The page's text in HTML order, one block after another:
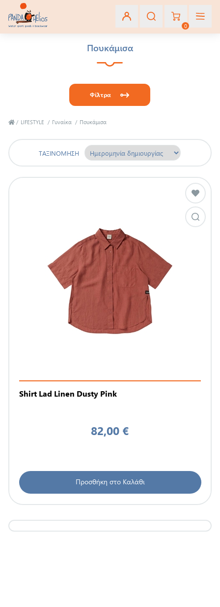
Εγγραφή
Σύνδεση
Αγαπημένα(0)
0
Πουκάμισα
Φίλτρα
/ LIFESTYLE / Γυναίκα / Πουκάμισα
ΤΑΞΙΝΌΜΗΣΗ
Shirt Lad Linen Dusty Pink
82,00 €
Προσθήκη στο Καλάθι